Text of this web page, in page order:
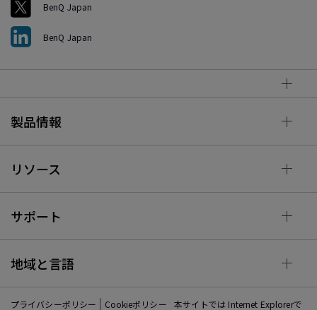
BenQ Japan
BenQ Japan
製品情報
リソース
サポート
地域と言語
プライバシーポリシー Cookieポリシー 本サイトでは Internet Explorerで